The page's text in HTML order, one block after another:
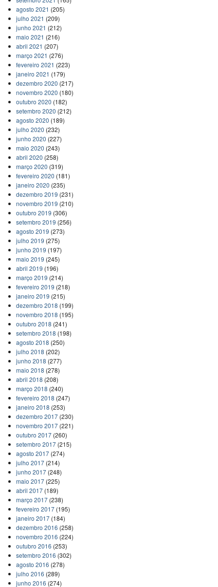
agosto 2021 (205)
julho 2021 (209)
junho 2021 (212)
maio 2021 (216)
abril 2021 (207)
março 2021 (276)
fevereiro 2021 (223)
janeiro 2021 (179)
dezembro 2020 (217)
novembro 2020 (180)
outubro 2020 (182)
setembro 2020 (212)
agosto 2020 (189)
julho 2020 (232)
junho 2020 (227)
maio 2020 (243)
abril 2020 (258)
março 2020 (319)
fevereiro 2020 (181)
janeiro 2020 (235)
dezembro 2019 (231)
novembro 2019 (210)
outubro 2019 (306)
setembro 2019 (256)
agosto 2019 (273)
julho 2019 (275)
junho 2019 (197)
maio 2019 (245)
abril 2019 (196)
março 2019 (214)
fevereiro 2019 (218)
janeiro 2019 (215)
dezembro 2018 (199)
novembro 2018 (195)
outubro 2018 (241)
setembro 2018 (198)
agosto 2018 (250)
julho 2018 (202)
junho 2018 (277)
maio 2018 (278)
abril 2018 (208)
março 2018 (240)
fevereiro 2018 (247)
janeiro 2018 (253)
dezembro 2017(230)
novembro 2017(221)
outubro 2017(260)
setembro 2017(215)
agosto 2017(274)
julho 2017(214)
junho 2017(248)
maio 2017(225)
abril 2017(189)
março 2017(238)
fevereiro 2017(195)
janeiro 2017(184)
dezembro 2016 (258)
novembro 2016 (224)
outubro 2016 (253)
setembro 2016 (302)
agosto 2016 (278)
julho 2016 (289)
junho 2016 (274)